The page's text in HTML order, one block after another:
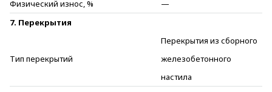
Физический износ, %
—
7. Перекрытия
Тип перекрытий
Перекрытия из сборного
железобетонного
настила